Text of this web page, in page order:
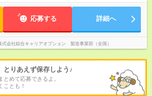
応募する 詳細へ
式会社綜合キャリアオプション 製造事業部（全国）
とりあえず保存しよう♪
めて応募できるよ。
ことも！